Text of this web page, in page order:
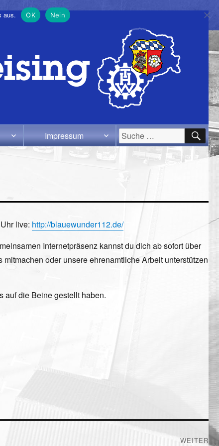
Impressum
Suche
nach:
live: http://blauewunder112.de/
Internetpräsenz kannst du dich ab sofort über
oder unsere ehrenamtliche Arbeit unterstützen
auf die Beine gestellt haben.
WEITER
aus. OK Nein